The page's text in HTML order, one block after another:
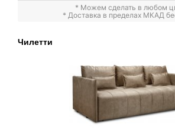
* Можем сделать в любом
* Доставка в пределах МКАД
Чилетти